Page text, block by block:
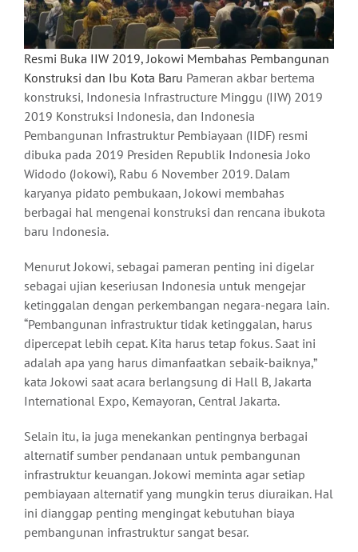
Resmi Buka IIW 2019, Jokowi Membahas Pembangunan
Konstruksi dan Ibu Kota Baru Pameran akbar bertema
konstruksi, Indonesia Infrastructure Minggu (IIW) 2019
2019 Konstruksi Indonesia, dan Indonesia
Pembangunan Infrastruktur Pembiayaan (IIDF) resmi
dibuka pada 2019 Presiden Republik Indonesia Joko
Widodo (Jokowi), Rabu 6 November 2019. Dalam
karyanya pidato pembukaan, Jokowi membahas
berbagai hal mengenai konstruksi dan rencana ibukota
baru Indonesia.
Menurut Jokowi, sebagai pameran penting ini digelar
sebagai ujian keseriusan Indonesia untuk mengejar
ketinggalan dengan perkembangan negara-negara lain.
“Pembangunan infrastruktur tidak ketinggalan, harus
dipercepat lebih cepat. Kita harus tetap fokus. Saat ini
adalah apa yang harus dimanfaatkan sebaik-baiknya,”
kata Jokowi saat acara berlangsung di Hall B, Jakarta
International Expo, Kemayoran, Central Jakarta.
Selain itu, ia juga menekankan pentingnya berbagai
alternatif sumber pendanaan untuk pembangunan
infrastruktur keuangan. Jokowi meminta agar setiap
pembiayaan alternatif yang mungkin terus diuraikan. Hal
ini dianggap penting mengingat kebutuhan biaya
pembangunan infrastruktur sangat besar.